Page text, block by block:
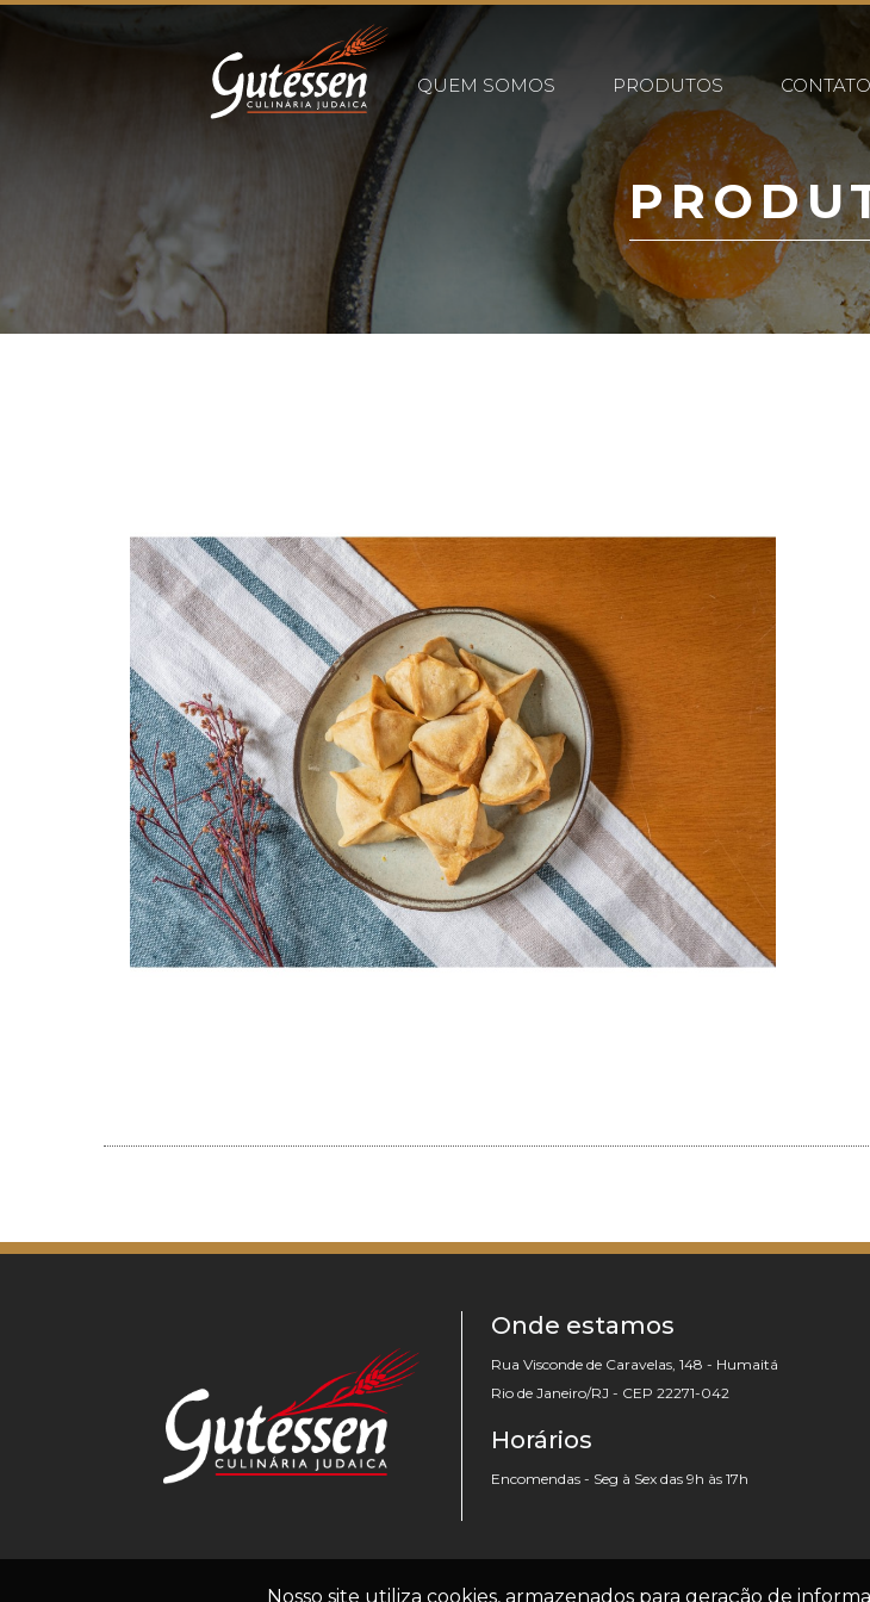
Nosso site utiliza cookies, armazenados para geração de
QUEM SOMOS PRODUTOS CONTATO
Onde estamos
Rua Visconde de Caravelas, 148 - Humaitá
Rio de Janeiro/RJ - CEP 22271-042
Horários
Encomendas - Seg à Sex das 9h às 17h
© Copyright 2012 - 2026 -